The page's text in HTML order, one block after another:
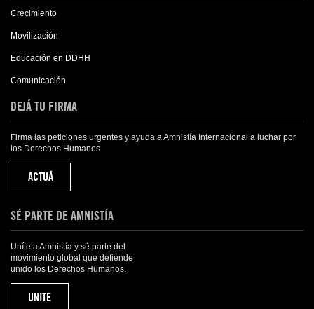
Crecimiento
Movilización
Educación en DDHH
Comunicación
DEJÁ TU FIRMA
Firma las peticiones urgentes y ayuda a Amnistía Internacional a luchar por
los Derechos Humanos
ACTUÁ
SÉ PARTE DE AMNISTÍA
Uníte a Amnistía y sé parte del
movimiento global que defiende
unido los Derechos Humanos.
UNITE